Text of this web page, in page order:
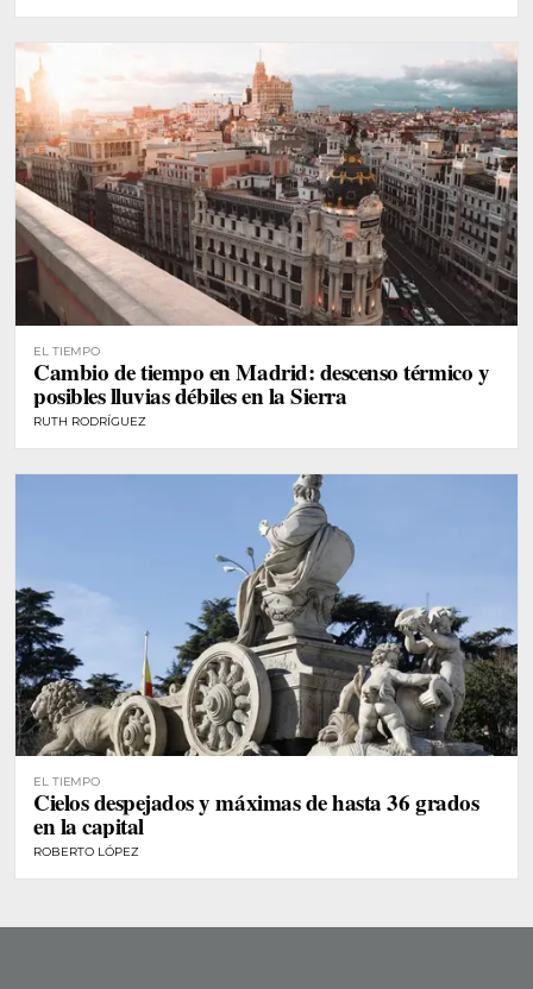
EL TIEMPO
Cambio de tiempo en Madrid: descenso térmico y
posibles lluvias débiles en la Sierra
RUTH RODRÍGUEZ
EL TIEMPO
Cielos despejados y máximas de hasta 36 grados
en la capital
ROBERTO LÓPEZ